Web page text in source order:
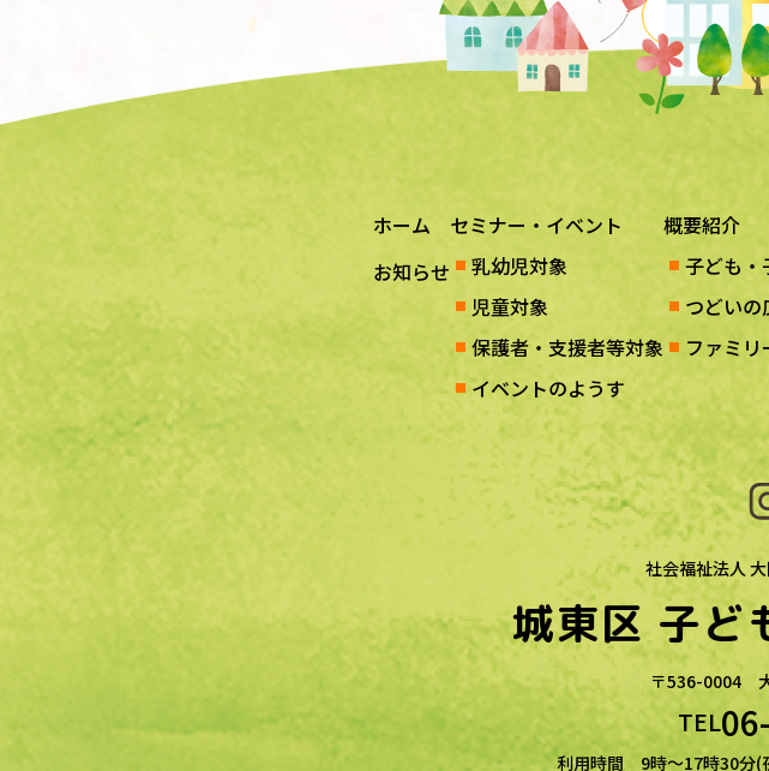
ホーム
お知らせ
セミナー・イベント
乳幼児対象
児童対象
保護者・支援者等対象
イベントのようす
概要紹介
子ども・
つどいの
ファミ
社会福祉法人
城東区子ど
〒536-0004
TEL
利用時間 9時～17時30分(